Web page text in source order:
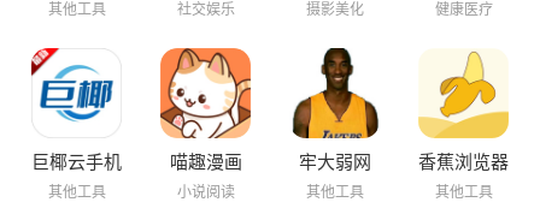
其他工具 社交娱乐 摄影美化 健康医疗
巨椰云手机
其他工具
喵趣漫画
小说阅读
牢大弱网
其他工具
香蕉浏览器
其他工具